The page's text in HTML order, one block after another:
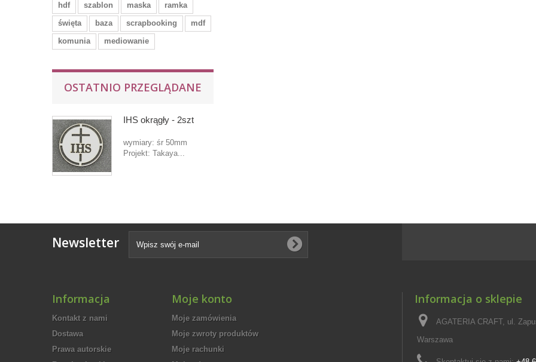
hdf szablon maska
ramka
święta
baza scrapbooking
mdf
komunia
mediowanie
OSTATNIO PRZEGLĄDANE
IHS okrągły - 2szt
wymiary: śr 50mm
Projekt: Takaya...
Newsletter
Informacja
Kontakt z nami
Dostawa
Prawa autorskie
Moje konto
Moje zamówienia
Moje zwroty produktów
Moje rachunki
Informacja o sklepie
AGATERIA CRAFT, ul.
Warszawa